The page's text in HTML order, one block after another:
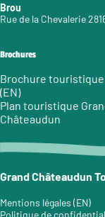
Brou
Rue de la Chevalerie
Brochures
Brochure
(EN)
Plan touristique
Châteaudun
Grand Châteaudun
Mentions légales (EN)